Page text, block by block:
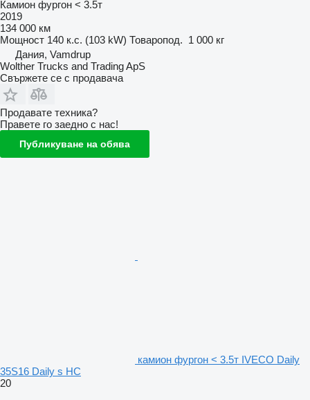
Камион фургон < 3.5т
2019
134 000 км
Мощност 140 к.с. (103 kW) Товаропод. 1 000 кг
Дания, Vamdrup
Wolther Trucks and Trading ApS
Свържете се с продавача
Продавате техника?
Правете го заедно с нас!
Публикуване на обява
камион фургон < 3.5т IVECO Daily
35S16 Daily s HC
20